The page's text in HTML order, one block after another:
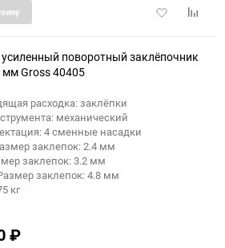
Добавить
поворотный заклёпочник
мм Gross 40405
расходка: заклёпки
механический
4 сменные насадки
заклепок: 2.4 мм
заклепок: 3.2 мм
заклепок: 4.8 мм
кг
₽